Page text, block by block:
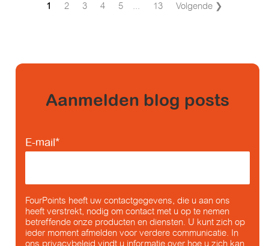
1 2 3 4 5 13 Volgende ❯
Aanmelden blog posts
E-mail*
FourPoints heeft uw contactgegevens, die u aan ons
heeft verstrekt, nodig om contact met u op te nemen
betreffende onze producten en diensten. U kunt zich op
ieder moment afmelden voor verdere communicatie. In
ons privacybeleid vindt u informatie over hoe u zich kan